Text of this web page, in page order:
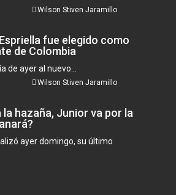
Wilson Stiven Jaramillo
fue elegido como
de Colombia
de ayer al nuevo...
Wilson Stiven Jaramillo
hazaña, Junior va por la
ayer domingo, su último